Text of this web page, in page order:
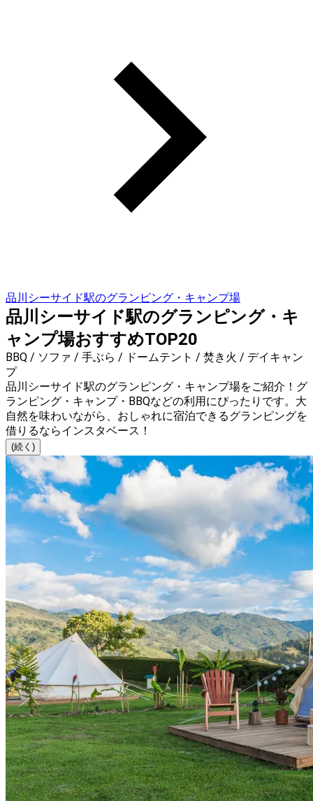
品川シーサイド駅のグランピング・キャンプ場
品川シーサイド駅のグランピング・キ
ャンプ場おすすめTOP20
BBQ / ソファ / 手ぶら / ドームテント / 焚き火 / デイキャン
プ
品川シーサイド駅のグランピング・キャンプ場をご紹介！グ
ランピング・キャンプ・BBQなどの利用にぴったりです。大
自然を味わいながら、おしゃれに宿泊できるグランピングを
借りるならインスタベース！
(続く)